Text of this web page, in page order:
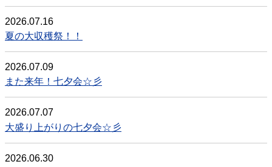
2026.07.16
夏の大収穫祭！！
2026.07.09
また来年！七夕会☆彡
2026.07.07
大盛り上がりの七夕会☆彡
2026.06.30